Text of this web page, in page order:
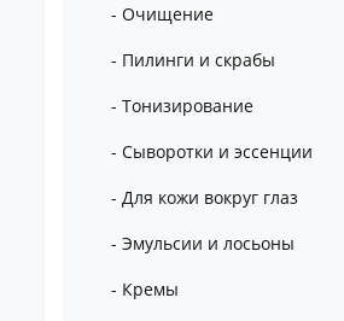
- Очищение
- Пилинги и скрабы
- Тонизирование
- Сыворотки и эссенции
- Для кожи вокруг глаз
- Эмульсии и лосьоны
- Кремы